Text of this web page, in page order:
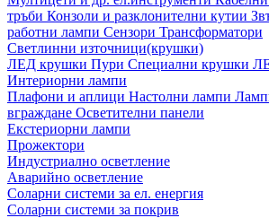
тръби Конзоли и разклонителни кутии
работни лампи Сензори Трансформатори
Светлинни източници(крушки)
ЛЕД крушки Пури Специални крушки
Интериорни лампи
Плафони и аплици Настолни лампи
вграждане Осветителни панели
Екстериорни лампи
Прожектори
Индустриално осветление
Аварийно осветление
Соларни системи за ел. енергия
Соларни системи за покрив